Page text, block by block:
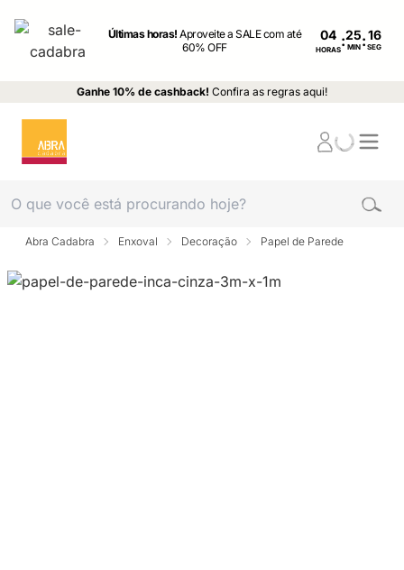
Últimas horas!Aproveite a SALE com até
60% OFF
04
HORAS: MIN : SEG
Ganhe 10% de cashback! Confira as regras aqui!
Abra Cadabra Enxoval Decoração Papel de Parede